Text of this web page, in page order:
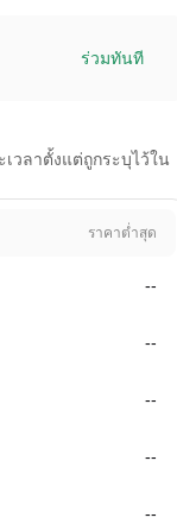
ร่วมทันที
วลาตั้งแต่ถูกระบุไว้ใน
ราคาต่ำสุด
--
--
--
--
--